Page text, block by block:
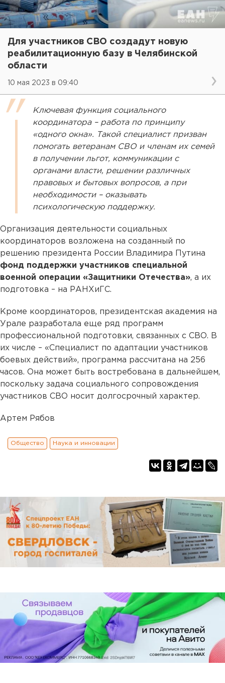
Для участников СВО создадут новую
реабилитационную базу в Челябинской
области
10 мая 2023 в 09:40
Ключевая функция социального
координатора – работа по принципу
«одного окна». Такой специалист призван
помогать ветеранам СВО и членам их семей
в получении льгот, коммуникации с
органами власти, решении различных
правовых и бытовых вопросов, а при
необходимости – оказывать
психологическую поддержку.
Организация деятельности социальных
координаторов возложена на созданный по
решению президента России Владимира Путина
фонд поддержки участников специальной
военной операции «Защитники Отечества», а их
подготовка – на РАНХиГС.
Кроме координаторов, президентская академия на
Урале разработала еще ряд программ
профессиональной подготовки, связанных с СВО. В
их числе – «Специалист по адаптации участников
боевых действий», программа рассчитана на 256
часов. Она может быть востребована в дальнейшем,
поскольку задача социального сопровождения
участников СВО носит долгосрочный характер.
Артем Рябов
Общество Наука и инновации